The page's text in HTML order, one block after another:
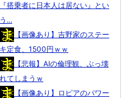
『搭乗者に日本人は居ない』とい
う...
【画像あり】吉野家のステー
キ定食、1500円ｗｗ
【悲報】AIの倫理観、ぶっ壊
れてしまうｗ
【画像あり】ロピアのパワー